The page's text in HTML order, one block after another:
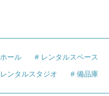
ホール レンタルスペース
レンタルスタジオ 備品庫